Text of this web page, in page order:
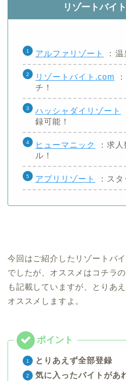
リゾートバイ
アルファリゾート ： 温
リゾートバイト.com
チ！
ハッシャダイリゾート
録可能！
ヒューマニック
：求
ル！
アプリリゾート ：ス
今回はご紹介したリゾートバ
でしたが、オススメはコチラの
も記載していますが、とりあ
オススメしますよ。
とりあえず全部登録
気に入ったバイトがあ